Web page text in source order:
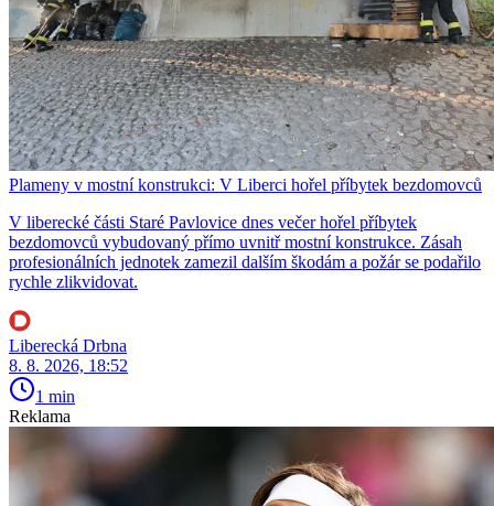
Plameny v mostní konstrukci: V Liberci hořel příbytek bezdomovců
V liberecké části Staré Pavlovice dnes večer hořel příbytek
bezdomovců vybudovaný přímo uvnitř mostní konstrukce. Zásah
profesionálních jednotek zamezil dalším škodám a požár se podařilo
rychle zlikvidovat.
Liberecká Drbna
8. 8. 2026, 18:52
1 min
Reklama